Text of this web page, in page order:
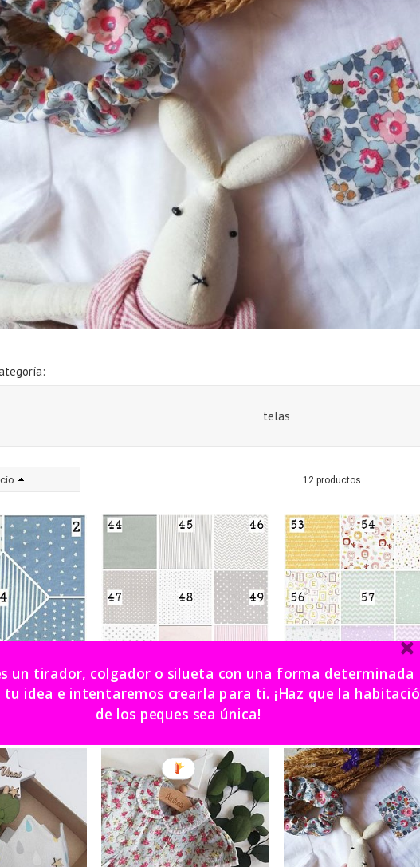
telas
12 productos
telas 1 catálogo de telas 2
A Consultar
catálogo de telas 3
un tirador, colgador o silueta con una forma determinada
e intentaremos crearla para ti. ¡Haz que la habitación
de los peques sea única!